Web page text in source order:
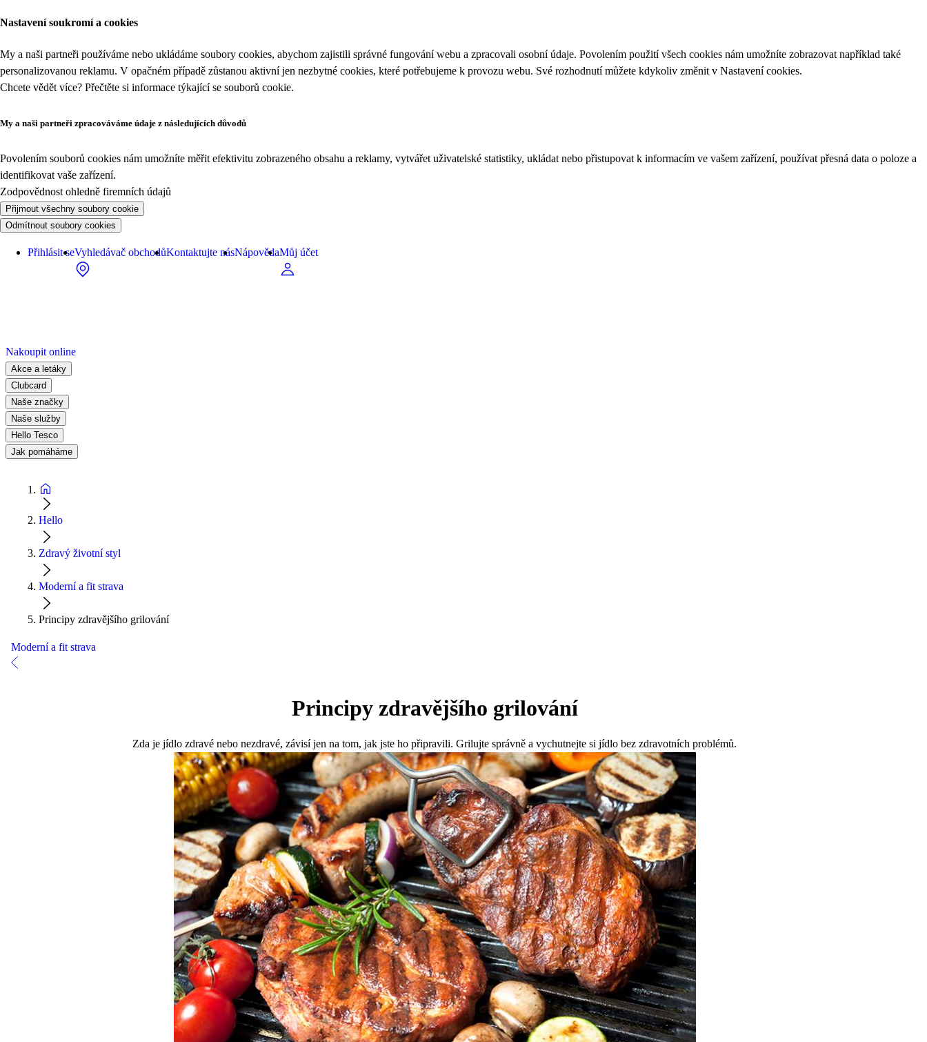
Nastavení soukromí a cookies
My a naši partneři používáme nebo ukládáme soubory cookies, abychom zajistili správné fungování webu a zpracovali osobní údaje. Povolením použití všech cookies nám umožníte zobrazovat například také
personalizovanou reklamu. V opačném případě zůstanou aktivní jen nezbytné cookies, které potřebujeme k provozu webu. Své rozhodnutí můžete kdykoliv změnit v Nastavení cookies.
Chcete vědět více? Přečtěte si informace týkající se souborů cookie.
My a naši partneři zpracováváme údaje z následujících důvodů
Povolením souborů cookies nám umožníte měřit efektivitu zobrazeného obsahu a reklamy, vytvářet uživatelské statistiky, ukládat nebo přistupovat k informacím ve vašem zařízení, používat přesná data o poloze a
identifikovat vaše zařízení.
Zodpovědnost ohledně firemních údajů
Přijmout všechny soubory cookie
Odmítnout soubory cookies
Přihlásit seVyhledávač obchodůKontaktujte násNápovědaMůj účet
Nakoupit online
Akce a letáky
Clubcard
Naše značky
Naše služby
Hello Tesco
Jak pomáháme
Hello
Zdravý životní styl
Moderní a fit strava
Principy zdravějšího grilování
Moderní a fit strava
Principy zdravějšího grilování
Zda je jídlo zdravé nebo nezdravé, závisí jen na tom, jak jste ho připravili. Grilujte správně a vychutnejte si jídlo bez zdravotních problémů.